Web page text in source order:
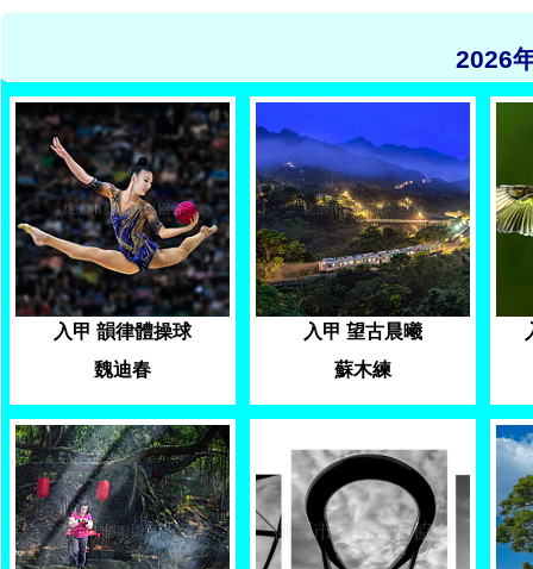
2026
入甲 韻律體操球
魏迪春
入甲 望古晨曦
蘇木練